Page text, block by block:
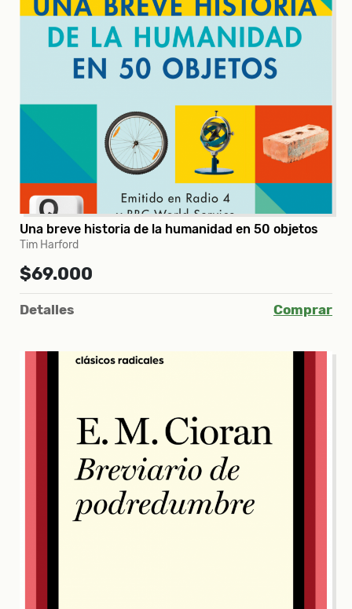
Una breve historia de la humanidad en 50 objetos
Tim Harford
$69.000
Detalles Comprar